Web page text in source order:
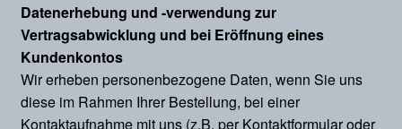
Datenerhebung und -verwendung zur
Vertragsabwicklung und bei Eröffnung eines
Kundenkontos
Wir erheben personenbezogene Daten, wenn Sie uns
diese im Rahmen Ihrer Bestellung, bei einer
Kontaktaufnahme mit uns (z.B. per Kontaktformular oder